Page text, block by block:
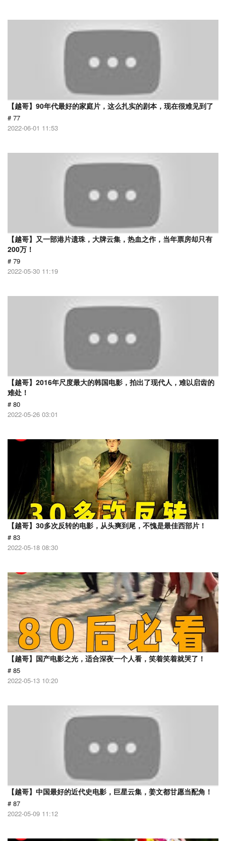
【越哥】90年代最好的家庭片，这么扎实的剧本，现在很难见到了
# 77
2022-06-01 11:53
【越哥】又一部港片遗珠，大牌云集，热血之作，当年票房却只有
200万！
# 79
2022-05-30 11:19
【越哥】2016年尺度最大的韩国电影，拍出了现代人，难以启齿的
难处！
# 80
2022-05-26 03:01
【越哥】30多次反转的电影，从头爽到尾，不愧是最佳西部片！
# 83
2022-05-18 08:30
【越哥】国产电影之光，适合深夜一个人看，笑着笑着就哭了！
# 85
2022-05-13 10:20
【越哥】中国最好的近代史电影，巨星云集，姜文都甘愿当配角！
# 87
2022-05-09 11:12